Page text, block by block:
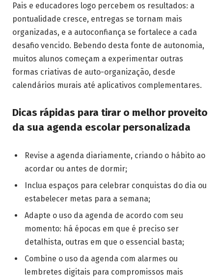
Pais e educadores logo percebem os resultados: a
pontualidade cresce, entregas se tornam mais
organizadas, e a autoconfiança se fortalece a cada
desafio vencido. Bebendo desta fonte de autonomia,
muitos alunos começam a experimentar outras
formas criativas de auto-organização, desde
calendários murais até aplicativos complementares.
Dicas rápidas para tirar o melhor proveito
da sua agenda escolar personalizada
Revise a agenda diariamente, criando o hábito ao
acordar ou antes de dormir;
Inclua espaços para celebrar conquistas do dia ou
estabelecer metas para a semana;
Adapte o uso da agenda de acordo com seu
momento: há épocas em que é preciso ser
detalhista, outras em que o essencial basta;
Combine o uso da agenda com alarmes ou
lembretes digitais para compromissos mais